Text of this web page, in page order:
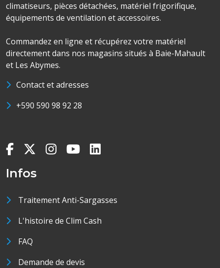
climatiseurs, pièces détachées, matériel frigorifique,
équipements de ventilation et accessoires.
Commandez en ligne et récupérez votre matériel
directement dans nos magasins situés à Baie-Mahault
et Les Abymes.
Contact et adresses
+590 590 98 92 28
Infos
Traitement Anti-Sargasses
L'histoire de Clim Cash
FAQ
Demande de devis